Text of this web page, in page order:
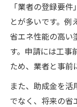
「業者の登録要
とが多いです。例
省エネ性能の高い
す。申請には工事
ため、業者と事前
また、助成金を
でなく、将来の省